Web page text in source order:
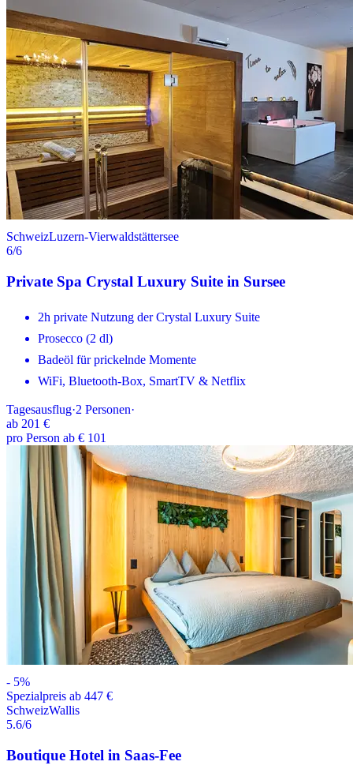
SchweizLuzern-Vierwaldstättersee
6/6
Private Spa Crystal Luxury Suite in Sursee
2h private Nutzung der Crystal Luxury Suite
Prosecco (2 dl)
Badeöl für prickelnde Momente
WiFi, Bluetooth-Box, SmartTV & Netflix
Tagesausflug·2 Personen·
ab 201 €
pro Person ab € 101
- 5%
Spezialpreis ab 447 €
SchweizWallis
5.6/6
Boutique Hotel in Saas-Fee